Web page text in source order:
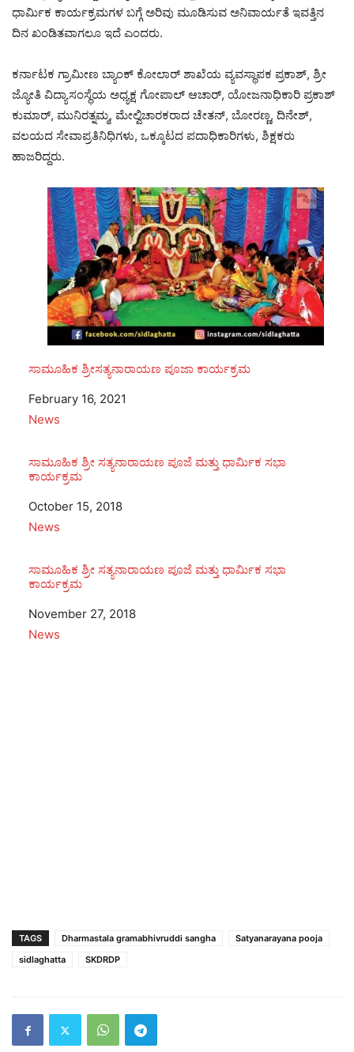
ಧಾರ್ಮಿಕ ಕಾರ್ಯಕ್ರಮಗಳ ಬಗ್ಗೆ ಅರಿವು ಮೂಡಿಸುವ ಅನಿವಾರ್ಯತೆ ಇವತ್ತಿನ
ದಿನ ಖಂಡಿತವಾಗಲೂ ಇದೆ ಎಂದರು.
ಕರ್ನಾಟಕ ಗ್ರಾಮೀಣ ಬ್ಯಾಂಕ್ ಕೋಲಾರ್ ಶಾಖೆಯ ವ್ಯವಸ್ಥಾಪಕ ಪ್ರಕಾಶ್, ಶ್ರೀ
ಜ್ಯೋತಿ ವಿದ್ಯಾಸಂಸ್ಥೆಯ ಅಧ್ಯಕ್ಷ ಗೋಪಾಲ್ ಆಚಾರ್, ಯೋಜನಾಧಿಕಾರಿ ಪ್ರಕಾಶ್
ಕುಮಾರ್, ಮುನಿರತ್ನಮ್ಮ, ಮೇಲ್ವಿಚಾರಕರಾದ ಚೇತನ್, ಬೋರಣ್ಣ, ದಿನೇಶ್,
ವಲಯದ ಸೇವಾಪ್ರತಿನಿಧಿಗಳು, ಒಕ್ಕೂಟದ ಪದಾಧಿಕಾರಿಗಳು, ಶಿಕ್ಷಕರು
ಹಾಜರಿದ್ದರು.
ಸಾಮೂಹಿಕ ಶ್ರೀಸತ್ಯನಾರಾಯಣ ಪೂಜಾ ಕಾರ್ಯಕ್ರಮ
Date
February 16, 2021
In relation to
News
ಸಾಮೂಹಿಕ ಶ್ರೀ ಸತ್ಯನಾರಾಯಣ ಪೂಜೆ ಮತ್ತು ಧಾರ್ಮಿಕ ಸಭಾ
ಕಾರ್ಯಕ್ರಮ
Date
October 15, 2018
In relation to
News
ಸಾಮೂಹಿಕ ಶ್ರೀ ಸತ್ಯನಾರಾಯಣ ಪೂಜೆ ಮತ್ತು ಧಾರ್ಮಿಕ ಸಭಾ
ಕಾರ್ಯಕ್ರಮ
Date
November 27, 2018
In relation to
News
TAGS Dharmastala gramabhivruddi sangha
Satyanarayana pooja
sidlaghatta
SKDRDP